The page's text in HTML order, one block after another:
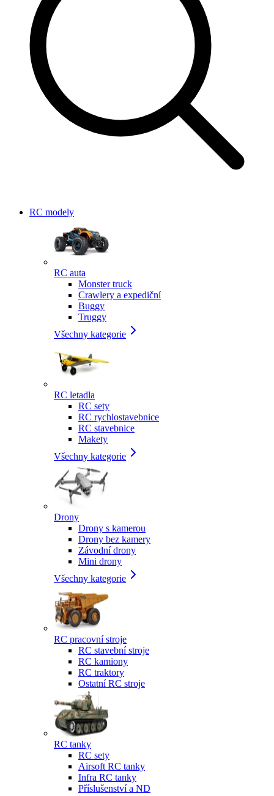
RC modely
RC auta
Monster truck
Crawlery a expediční
Buggy
Truggy
Všechny kategorie
RC letadla
RC sety
RC rychlostavebnice
RC stavebnice
Makety
Všechny kategorie
Drony
Drony s kamerou
Drony bez kamery
Závodní drony
Mini drony
Všechny kategorie
RC pracovní stroje
RC stavební stroje
RC kamiony
RC traktory
Ostatní RC stroje
RC tanky
RC sety
Airsoft RC tanky
Infra RC tanky
Příslušenství a ND